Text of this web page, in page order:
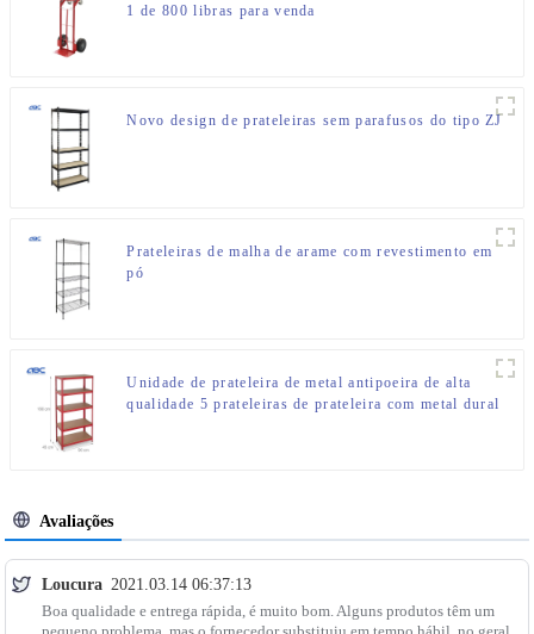
1 de 800 libras para venda
Novo design de prateleiras sem parafusos do tipo ZJ
Prateleiras de malha de arame com revestimento em
pó
Unidade de prateleira de metal antipoeira de alta
qualidade 5 prateleiras de prateleira com metal dural
Avaliações
Loucura 2021.03.14 06:37:13
Boa qualidade e entrega rápida, é muito bom. Alguns produtos têm um